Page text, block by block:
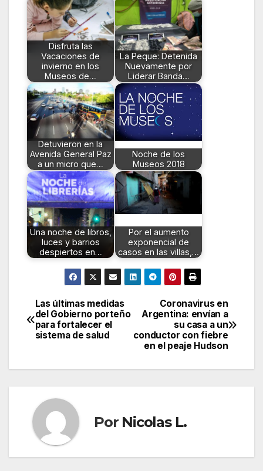
Disfruta las
Vacaciones de
invierno en los
Museos de…
La Peque: Detenida
Nuevamente por
Liderar Banda…
Detuvieron en la
Avenida General Paz
a un micro que…
Noche de los
Museos 2018
Una noche de libros,
luces y barrios
despiertos en…
Por el aumento
exponencial de
casos en las villas,…
Navegación
de
Coronavirus en
Argentina: envían a
su casa a un
conductor con fiebre
en el peaje Hudson
Las últimas medidas
del Gobierno porteño
para fortalecer el
sistema de salud
Por Nicolas L.